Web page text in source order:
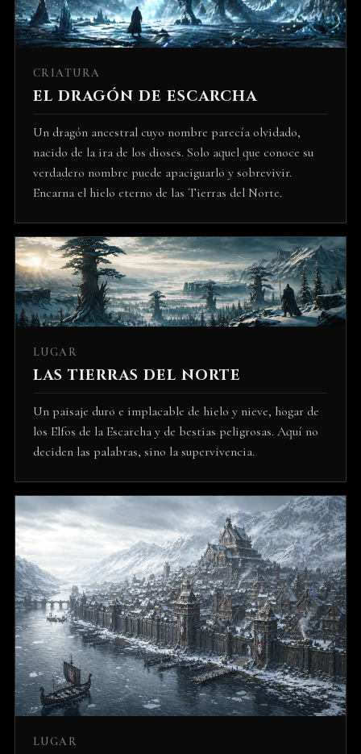
CRIATURA
EL DRAGÓN DE ESCARCHA
Un dragón ancestral cuyo nombre parecía olvidado,
nacido de la ira de los dioses. Solo aquel que conoce su
verdadero nombre puede apaciguarlo y sobrevivir.
Encarna el hielo eterno de las Tierras del Norte.
LUGAR
LAS TIERRAS DEL NORTE
Un paisaje duro e implacable de hielo y nieve, hogar de
los Elfos de la Escarcha y de bestias peligrosas. Aquí no
deciden las palabras, sino la supervivencia.
LUGAR